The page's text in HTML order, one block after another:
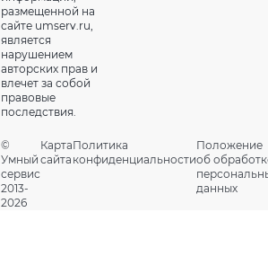
размещенной на
сайте umserv.ru,
является
нарушением
авторских прав и
влечет за собой
правовые
последствия.
©
Умный
сервис
2013-
2026
Карта
сайта
Политика
конфиденциальности
Положение
об
данных